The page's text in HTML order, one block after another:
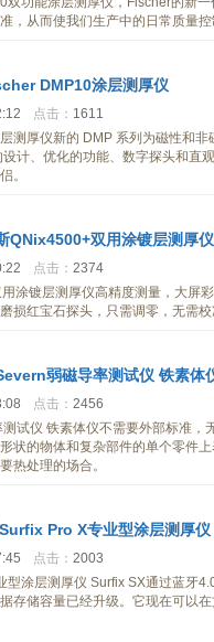
，从而使我们生产中的日常质量
DMP10涂层测厚仪
点击： 1611
测厚仪新的 DMP 系列为磁性和
计、优化的功能、数字探头和直
。
QNix4500+双用涂镀层测厚仪
点击： 2374
涂镀层测厚仪高精度测量，大屏
损红宝石探头，只需调零，无需
弱磁导率测试仪 铁素体
点击： 2456
试仪 铁素体仪不需要外部标准
状的物体和复杂部件的单个零件
热处理的场合。
Pro X专业型涂层测厚
点击： 2003
型涂层测厚仪 Surfix SX通过蓝牙
存储容量已经升级。它现在可以